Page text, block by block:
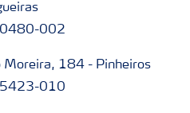
002
Moreira, 184 - Pinheiros
010